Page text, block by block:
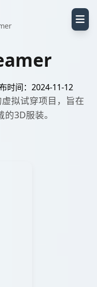
时间：2024-11-12
拟试穿项目，旨在
3D服装。